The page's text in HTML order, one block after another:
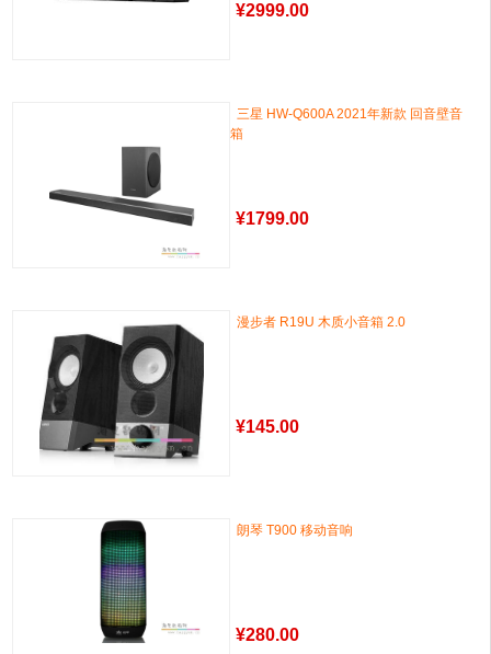
¥2999.00
三星 HW-Q600A 2021年新款 回音壁音
箱
¥1799.00
漫步者 R19U 木质小音箱 2.0
¥145.00
朗琴 T900 移动音响
¥280.00